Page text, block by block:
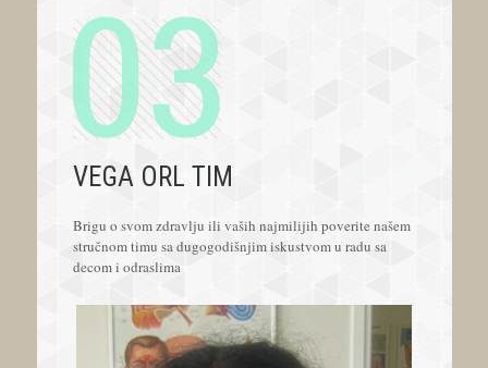
VEGA ORL TIM
Brigu o svom zdravlju ili vaših najmilijih poverite našem
stručnom timu sa dugogodišnjim iskustvom u radu sa
decom i odraslima